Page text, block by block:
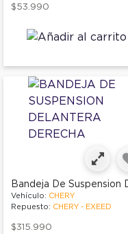
$53.990
Vehículo: CHERY
Repuesto: CHERY - EXEED
$315.990